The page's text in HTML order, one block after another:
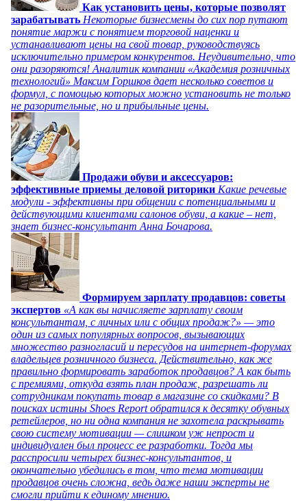
Как установить цены, которые позволят
зарабатывать Некоторые бизнесмены до сих пор путают
понятие маржи с понятием торговой наценки и
устанавливают цены на свой товар, руководствуясь
исключительно примером конкурентов. Неудивительно, что
они разоряются! Аналитик компании «Академия розничных
технологий» Максим Горшков дает несколько советов и
формул, с помощью которых можно установить не только
не разорительные, но и прибыльные цены.
Продажи обуви и аксессуаров:
эффективные приемы деловой риторики Какие речевые
модули - эффективны при общении с потенциальными и
действующими клиентами салонов обуви, а какие – нет,
знает бизнес-консультант Анна Бочарова.
Формируем зарплату продавцов: советы
экспертов «А как вы начисляете зарплату своим
консультантам, с личных или с общих продаж?» — это
один из самых популярных вопросов, вызывающих
множество разногласий и пересудов на интернет-форумах
владельцев розничного бизнеса. Действительно, как же
правильно формировать заработок продавцов? А как быть
с премиями, откуда взять план продаж, разрешать ли
сотрудникам покупать товар в магазине со скидками? В
поисках истины Shoes Report обратился к десятку обувных
ретейлеров, но ни одна компания не захотела раскрывать
свою систему мотивации — слишком уж непрост и
индивидуален был процесс ее разработки. Тогда мы
расспросили четырех бизнес-консультантов, и
окончательно убедились в том, что тема мотивации
продавцов очень сложна, ведь даже наши эксперты не
смогли прийти к единому мнению.